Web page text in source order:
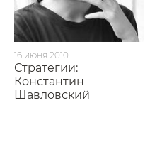
16 июня 2010
Стратегии:
Константин
Шавловский